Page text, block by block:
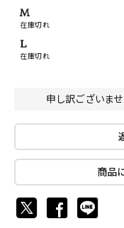
M
在庫切れ
L
在庫切れ
申し訳ございま
商品